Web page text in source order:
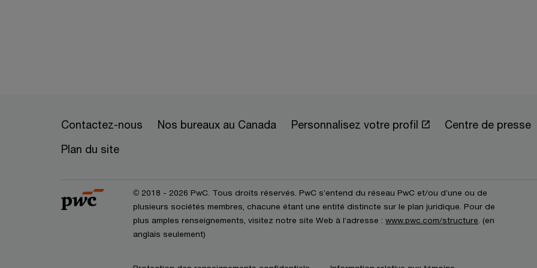
Contactez-nous Nos bureaux au Canada Personnalisez votre profil Centre de presse
Plan du site
© 2018 - 2026 PwC. Tous droits réservés. PwC s’entend du réseau PwC et/ou d’une ou de
plusieurs sociétés membres, chacune étant une entité distincte sur le plan juridique. Pour de
plus amples renseignements, visitez notre site Web à l’adresse : www.pwc.com/structure . (en
anglais seulement)